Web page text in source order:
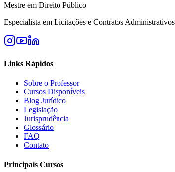
Mestre em Direito Público
Especialista em Licitações e Contratos Administrativos
Links Rápidos
Sobre o Professor
Cursos Disponíveis
Blog Jurídico
Legislação
Jurisprudência
Glossário
FAQ
Contato
Principais Cursos